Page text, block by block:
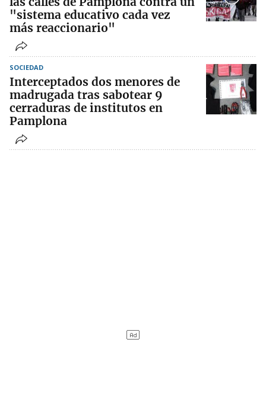
"sistema educativo cada vez
más reaccionario"
SOCIEDAD
Interceptados dos menores de
madrugada tras sabotear 9
cerraduras de institutos en
Pamplona